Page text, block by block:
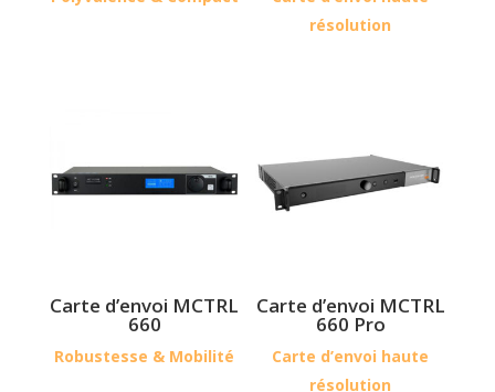
résolution
Carte d’envoi MCTRL
660
Robustesse & Mobilité
Carte d’envoi MCTRL
660 Pro
Carte d’envoi haute
résolution